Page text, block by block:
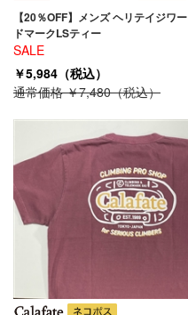
【20％OFF】メンズ ヘリテイジワー
ドマークLSティー
SALE
￥5,984（税込）
通常価格 ￥7,480（税込）